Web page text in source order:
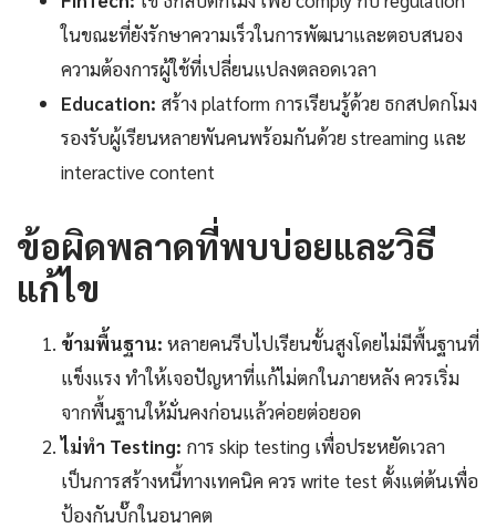
ในขณะที่ยังรักษาความเร็วในการพัฒนาและตอบสนอง
ความต้องการผู้ใช้ที่เปลี่ยนแปลงตลอดเวลา
Education: สร้าง platform การเรียนรู้ด้วย ธกสปดกโมง
รองรับผู้เรียนหลายพันคนพร้อมกันด้วย streaming และ
interactive content
ข้อผิดพลาดที่พบบ่อยและวิธี
แก้ไข
ข้ามพื้นฐาน: หลายคนรีบไปเรียนขั้นสูงโดยไม่มีพื้นฐานที่
แข็งแรง ทำให้เจอปัญหาที่แก้ไม่ตกในภายหลัง ควรเริ่ม
จากพื้นฐานให้มั่นคงก่อนแล้วค่อยต่อยอด
ไม่ทำ Testing: การ skip testing เพื่อประหยัดเวลา
เป็นการสร้างหนี้ทางเทคนิค ควร write test ตั้งแต่ต้นเพื่อ
ป้องกันบั๊กในอนาคต